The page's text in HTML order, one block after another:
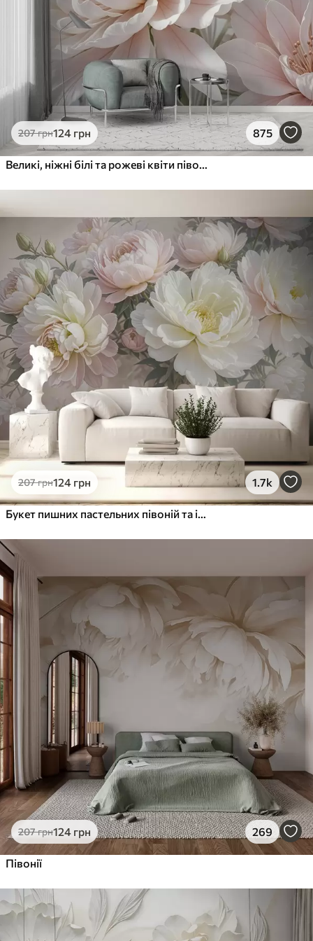
730 грн
Peel and Stick
/м²
207грн124 грн 875
207грн124 грн 1.7k
207грн124 грн 269
Півонії